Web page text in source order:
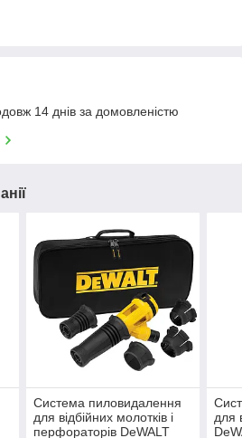
14 днів за домовленістю
Система пиловидалення
для відбійних молотків і
перфораторів DeWALT
для